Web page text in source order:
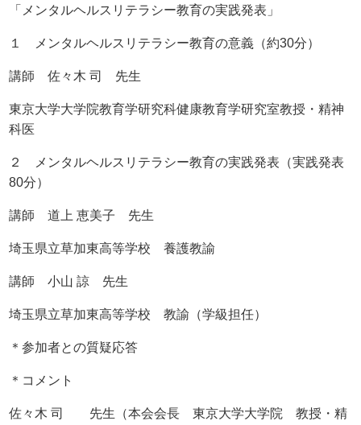
「メンタルヘルスリテラシー教育の実践発表」
１ メンタルヘルスリテラシー教育の意義（約30分）
講師 佐々木 司 先生
東京大学大学院教育学研究科健康教育学研究室教授・精神
科医
２ メンタルヘルスリテラシー教育の実践発表（実践発表
80分）
講師 道上 恵美子 先生
埼玉県立草加東高等学校 養護教諭
講師 小山 諒 先生
埼玉県立草加東高等学校 教諭（学級担任）
＊参加者との質疑応答
＊コメント
佐々木 司 先生（本会会長 東京大学大学院 教授・精